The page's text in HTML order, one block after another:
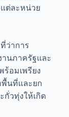
ต่ละหน่วย
ว่าการ
านภาครัฐและ
ร้อมเพรียง
พื้นที่และยก
กั่วทุ่งให้เกิด